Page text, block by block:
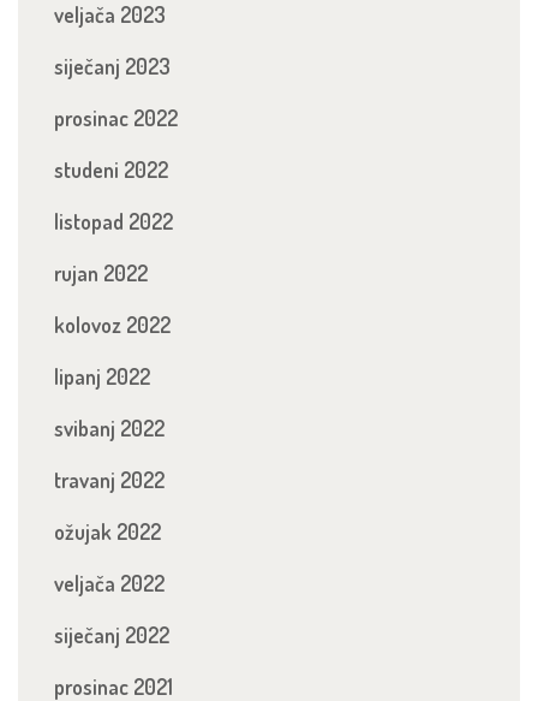
veljača 2023
siječanj 2023
prosinac 2022
studeni 2022
listopad 2022
rujan 2022
kolovoz 2022
lipanj 2022
svibanj 2022
travanj 2022
ožujak 2022
veljača 2022
siječanj 2022
prosinac 2021